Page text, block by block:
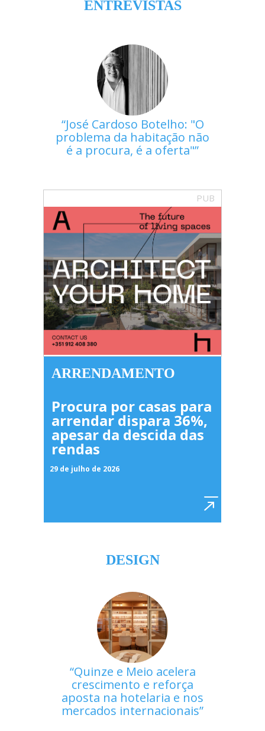
ENTREVISTAS
José Cardoso Botelho: "O
problema da habitação não
é a procura, é a oferta"
PUB
ARRENDAMENTO
Procura por casas para
arrendar dispara 36%,
apesar da descida das
rendas
29 de julho de 2026
DESIGN
Quinze e Meio acelera
crescimento e reforça
aposta na hotelaria e nos
mercados internacionais